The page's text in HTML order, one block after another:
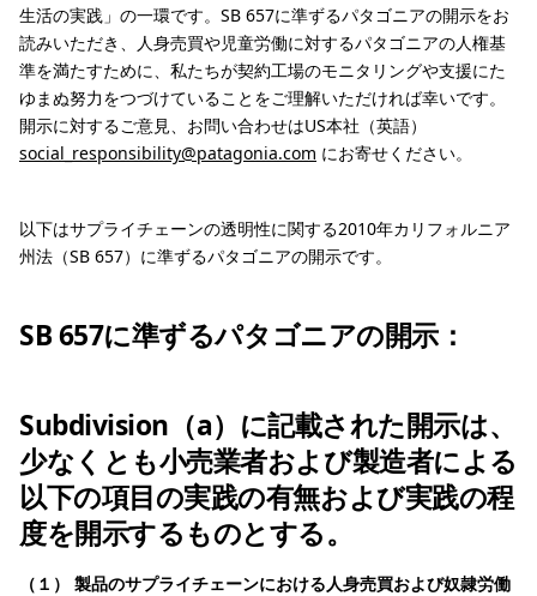
生活の実践」の一環です。SB 657に準ずるパタゴニアの開示をお
読みいただき、人身売買や児童労働に対するパタゴニアの人権基
準を満たすために、私たちが契約工場のモニタリングや支援にた
ゆまぬ努力をつづけていることをご理解いただければ幸いです。
開示に対するご意見、お問い合わせはUS本社（英語）
social_responsibility@patagonia.com にお寄せください。
以下はサプライチェーンの透明性に関する2010年カリフォルニア
州法（SB 657）に準ずるパタゴニアの開示です。
SB 657に準ずるパタゴニアの開示：
Subdivision（a）に記載された開示は、
少なくとも小売業者および製造者による
以下の項目の実践の有無および実践の程
度を開示するものとする。
（１） 製品のサプライチェーンにおける人身売買および奴隷労働